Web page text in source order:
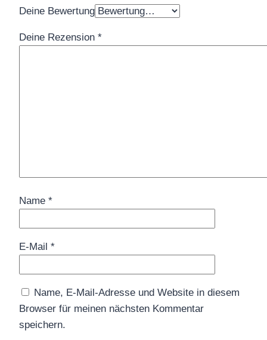
Deine Bewertung
Deine Rezension *
Name *
E-Mail *
Name, E-Mail-Adresse und Website in diesem
Browser für meinen nächsten Kommentar
speichern.